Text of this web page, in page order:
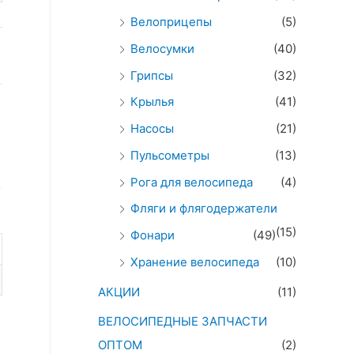
Велоприцепы
(5)
Велосумки
(40)
Грипсы
(32)
Крылья
(41)
Насосы
(21)
Пульсометры
(13)
Рога для велосипеда
(4)
Фляги и флягодержатели
(15)
Фонари
(49)
Хранение велосипеда
(10)
АКЦИИ
(11)
ВЕЛОСИПЕДНЫЕ ЗАПЧАСТИ
ОПТОМ
(2)